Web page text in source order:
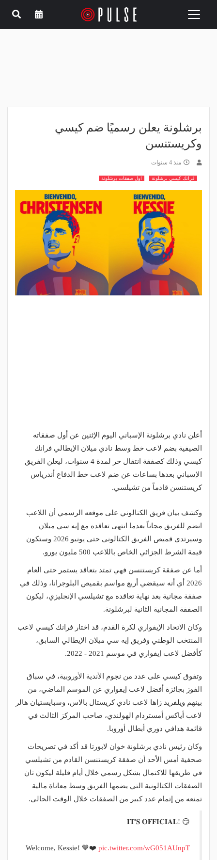
Toggle
برشلونة يعلن رسميًا ضم كيسي
وكريستنسن
منذ 4 سنوات
فرانك كيسي برشلونة اول صفقات برشلونة
أعلن نادي برشلونة الإسباني اليوم الإثنين عن أول صفقاته
الصيفية بضم لاعب خط وسط نادي ميلان الإيطالي فرانك
كيسي وذلك كصفقة انتقال حر لمدة 4 سنوات، ليعلن الفريق
الإسباني بعدها بساعات عن ضم لاعب خط الدفاع أندرياس
كريستنسن قادماً من تشيلسي.
وكشف بيان فريق الكتالوني على موقعه الرسمي أن اللاعب
انضم للفريق مجاناً بعدما انتهى تعاقده مع إيه سي ميلان
وسيرتدي قميص الفريق الكتالوني حتى يونيو 2026 وستكون
قيمة الشرط الجزائي الخاص باللاعب 500 مليون يورو.
أما عن صفقة كريستنسن فهي تمتد بتعاقد يستمر حتى العام
2026 أي أنه سيقضي أربع مواسم بقميص البلوجرانا، وذلك في
صفقة مجانية بعد نهاية تعاقده مع تشيلسي الإنجليزي، ليكون
الصفقة المجانية الثانية لبرشلونة.
وكان الاتحاد الإيفواري لكرة القدم، قد اختار فرانك كيسي لاعب
المنتخب الوطني وفريق إيه سي ميلان الإيطالي السابق،
كأفضل لاعب إيفواري في موسم 2021 - 2022.
وتفوق كيسي على عدد من نجوم الأندية الأوروبية، في سباق
الفوز بجائزة أفضل لاعب إيفواري عن الموسم الماضي، من
بينهم ويلفريد زاها لاعب نادي كريستال بالاس، وسبايستيان هالر
لاعب أياكس أمستردام الهولندي، صاحب المركز الثالث في
قائمة هدافي دوري أبطال أوروبا.
وكان رئيس نادي برشلونة خوان لابورتا قد أكد في تصريحات
صحفية أمس الأحد أن صفقة كريستنسن القادم من تشيلسي
في طريقها للاكتمال بشكل رسمي خلال أيام قليلة ليكون ثان
الصفقات الكتالونية التي يضمها الفريق وسط معاناة مالية
تمنعه من إتمام عدد كبير من الصفقات خلال الوقت الحالي.
𝐈𝐓'𝐒 𝐎𝐅𝐅𝐈𝐂𝐈𝐀𝐋! 😏
Welcome, Kessie! 💙❤️ pic.twitter.com/wG051AUnpT